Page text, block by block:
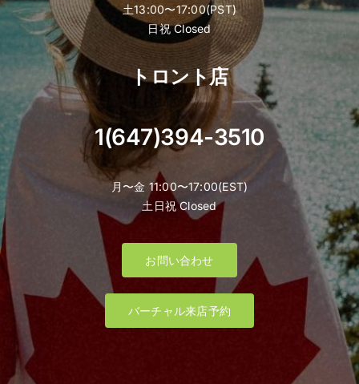
土13:00〜17:00(PST)
日祝 Closed
トロント店
1(647)394-3510
月〜金 11:00〜17:00(EST)
土日祝 Closed
お問い合わせ
バーチャル来店予約